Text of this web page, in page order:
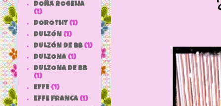
DOÑA ROGELIA
(1)
DOROTHY (1)
DULZÓN (1)
DULZÓN DE BB (1)
DULZONA (1)
DULZONA DE BB
(1)
EFFE (1)
EFFE FRANCA (1)